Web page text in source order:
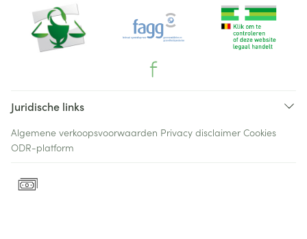
Juridische links
Algemene verkoopsvoorwaarden Privacy disclaimer Cookies
ODR-platform